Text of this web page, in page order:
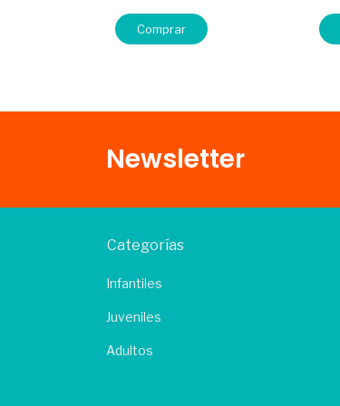
Comprar
Newsletter
Categorías
Infantiles
Juveniles
Adultos